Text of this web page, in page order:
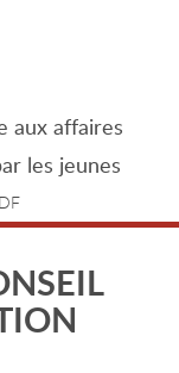
aux affaires
les jeunes